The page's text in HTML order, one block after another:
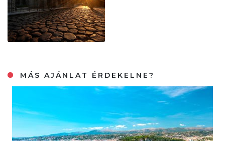
MÁS AJÁNLAT ÉRDEKELNE?